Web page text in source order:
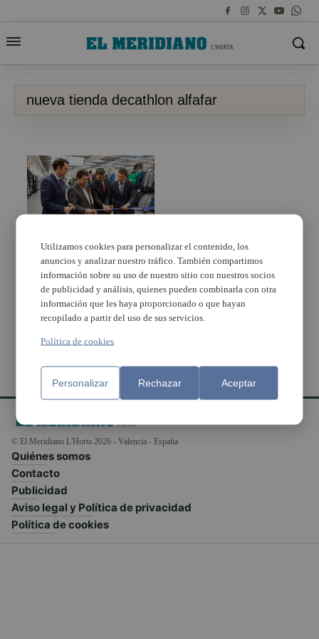
nueva tienda decathlon alfafar
Decathlon Alfafar
cambia de ubicación a
una nave de 5.000
metros cuadrados
© El Meridiano L'Horta 2026 - Valencia - España
Quiénes somos
Contacto
Publicidad
Aviso legal y Política de privacidad
Política de cookies
Utilizamos cookies para personalizar el contenido, los
anuncios y analizar nuestro tráfico. También compartimos
información sobre su uso de nuestro sitio con nuestros socios
de publicidad y análisis, quienes pueden combinarla con otra
información que les haya proporcionado o que hayan
recopilado a partir del uso de sus servicios.
Política de cookies
Personalizar Rechazar Aceptar